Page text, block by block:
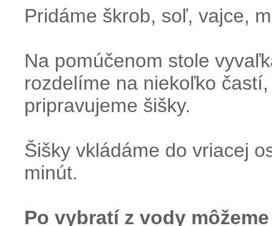
Pridáme škrob, soľ, vajce,
Na pomúčenom stole
rozdelíme na niekoľko
pripravujeme šišky.
Šišky vkládáme do vriacej
minút.
Po vybratí z vody